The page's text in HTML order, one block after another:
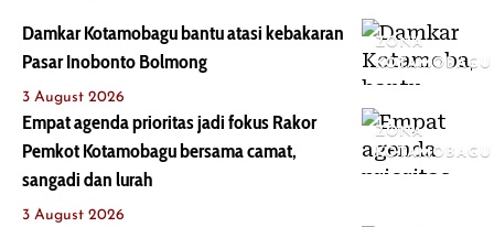
ZONA
KOTAMOBAGU
Damkar Kotamobagu bantu atasi kebakaran
Pasar Inobonto Bolmong
3 August 2026
ZONA
KOTAMOBAGU
Empat agenda prioritas jadi fokus Rakor
Pemkot Kotamobagu bersama camat,
sangadi dan lurah
3 August 2026